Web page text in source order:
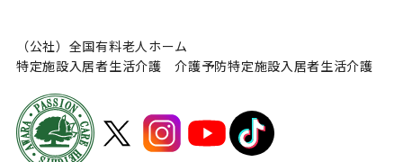
（公社）全国有料老人ホーム
特定施設入居者生活介護 介護予防特定施設入居者生活介護